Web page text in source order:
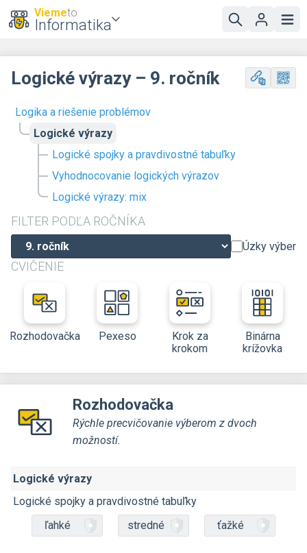
Viemeto
Informatika
Logika a riešenie problémov
Logické výrazy
Logické spojky a pravdivostné tabuľky
Vyhodnocovanie logických výrazov
Logické výrazy: mix
FILTER PODĽA ROČNÍKA
Úzky výber
CVIČENIE
Rozhodovačka Pexeso
Krok za
krokom
Binárna
krížovka
Logické výrazy – 9. ročník
Rozhodovačka
Rýchle precvičovanie výberom z dvoch
možností.
Logické výrazy
Logické spojky a pravdivostné tabuľky
ľahké
stredné ťažké